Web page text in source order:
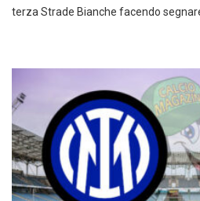
terza Strade Bianche facendo